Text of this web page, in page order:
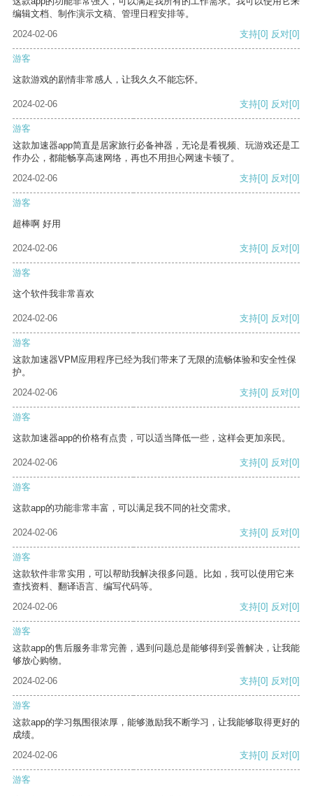
编辑文档、制作演示文稿、管理日程安排等。
2024-02-06
支持[0] 反对[0]
游客
这款游戏的剧情非常感人，让我久久不能忘怀。
2024-02-06 支持[0] 反对[0]
游客
这款加速器app简直是居家旅行必备神器，无论是看视频、玩游戏还是工
作办公，都能畅享高速网络，再也不用担心网速卡顿了。
2024-02-06
支持[0] 反对[0]
游客
超棒啊 好用
2024-02-06 支持[0] 反对[0]
游客
这个软件我非常喜欢
2024-02-06 支持[0] 反对[0]
游客
这款加速器VPM应用程序已经为我们带来了无限的流畅体验和安全性保
护。
2024-02-06
支持[0] 反对[0]
游客
这款加速器app的价格有点贵，可以适当降低一些，这样会更加亲民。
2024-02-06 支持[0] 反对[0]
游客
这款app的功能非常丰富，可以满足我不同的社交需求。
2024-02-06 支持[0] 反对[0]
游客
这款软件非常实用，可以帮助我解决很多问题。比如，我可以使用它来
查找资料、翻译语言、编写代码等。
2024-02-06
支持[0] 反对[0]
游客
这款app的售后服务非常完善，遇到问题总是能够得到妥善解决，让我能
够放心购物。
2024-02-06
支持[0] 反对[0]
游客
这款app的学习氛围很浓厚，能够激励我不断学习，让我能够取得更好的
成绩。
2024-02-06
支持[0] 反对[0]
游客